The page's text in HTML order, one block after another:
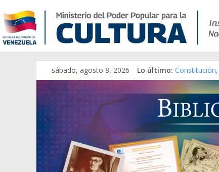
sábado, agosto 8, 2026 Lo último:
Una
Modesta
Gaceta
Catálogo